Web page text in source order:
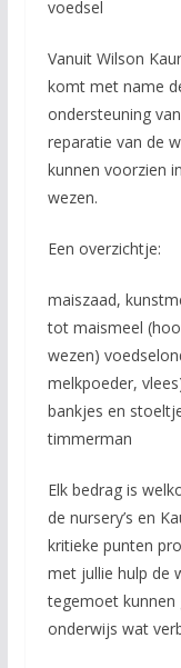
voedsel
Vanuit Wilson
komt met name
ondersteuning
reparatie van de
kunnen voorzien
wezen.
Een overzichtje:
maiszaad,
tot maismeel
wezen)
melkpoeder,
bankjes en
timmerman
Elk bedrag is
de nursery’s en
kritieke punten
met jullie hulp de
tegemoet kunnen
onderwijs wat